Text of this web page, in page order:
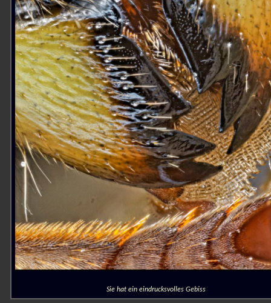
Sie hat ein eindrucksvolles Gebiss